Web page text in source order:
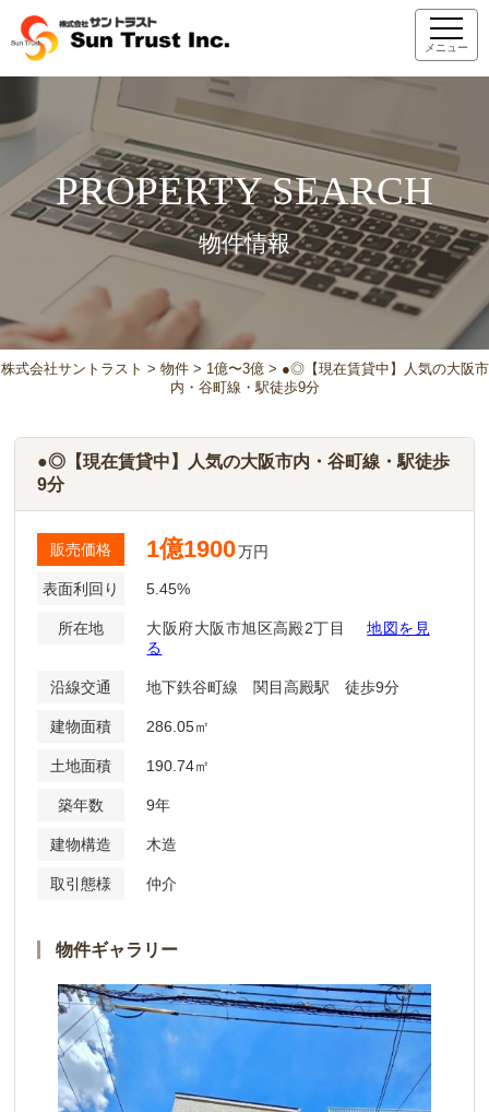
メニュー
PROPERTY SEARCH
物件情報
株式会社サントラスト > 物件> 1億〜3億> ●◎【現在賃貸中】人気の大阪市
内・谷町線・駅徒歩9分
●◎【現在賃貸中】人気の大阪市内・谷町線・駅徒歩
9分
販売価格 1億1900万円
表面利回り 5.45%
所在地 大阪府大阪市旭区高殿2丁目
地図を見
る
沿線交通 地下鉄谷町線 関目高殿駅 徒歩9分
建物面積 286.05㎡
土地面積 190.74㎡
築年数 9年
建物構造 木造
取引態様 仲介
物件ギャラリー